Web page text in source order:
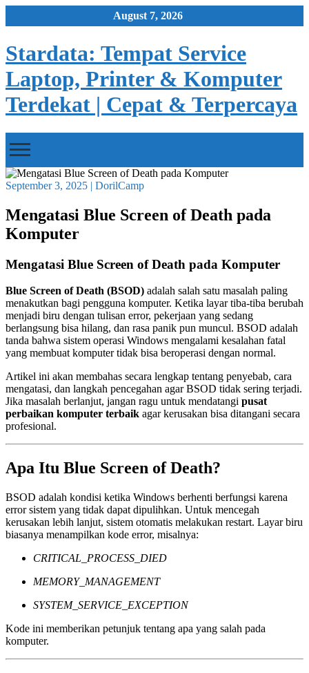
August 7, 2026
Stardata: Tempat Service
Laptop, Printer & Komputer
Terdekat | Cepat & Terpercaya
September 3, 2025 | DorilCamp
Mengatasi Blue Screen of Death pada
Komputer
Mengatasi Blue Screen of Death pada Komputer
Blue Screen of Death (BSOD) adalah salah satu masalah paling
menakutkan bagi pengguna komputer. Ketika layar tiba-tiba berubah
menjadi biru dengan tulisan error, pekerjaan yang sedang
berlangsung bisa hilang, dan rasa panik pun muncul. BSOD adalah
tanda bahwa sistem operasi Windows mengalami kesalahan fatal
yang membuat komputer tidak bisa beroperasi dengan normal.
Artikel ini akan membahas secara lengkap tentang penyebab, cara
mengatasi, dan langkah pencegahan agar BSOD tidak sering terjadi.
Jika masalah berlanjut, jangan ragu untuk mendatangi pusat
perbaikan komputer terbaik agar kerusakan bisa ditangani secara
profesional.
Apa Itu Blue Screen of Death?
BSOD adalah kondisi ketika Windows berhenti berfungsi karena
error sistem yang tidak dapat dipulihkan. Untuk mencegah
kerusakan lebih lanjut, sistem otomatis melakukan restart. Layar biru
biasanya menampilkan kode error, misalnya:
CRITICAL_PROCESS_DIED
MEMORY_MANAGEMENT
SYSTEM_SERVICE_EXCEPTION
Kode ini memberikan petunjuk tentang apa yang salah pada
komputer.